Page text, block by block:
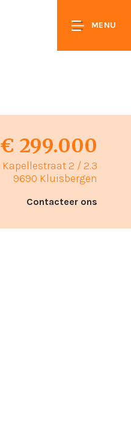
MENU
€ 299.000
Kapellestraat 2 / 2.3
9690 Kluisbergen
Contacteer ons